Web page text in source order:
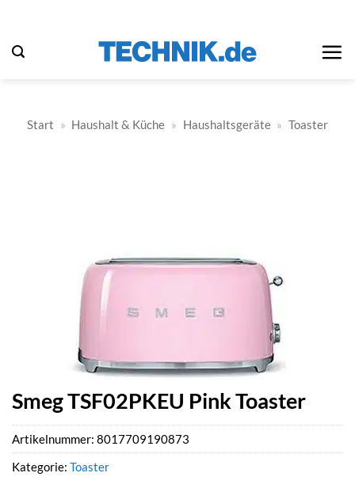
springen
Start » Haushalt & Küche » Haushaltsgeräte » Toaster
Smeg TSF02PKEU Pink Toaster
Artikelnummer: 8017709190873
Kategorie: Toaster